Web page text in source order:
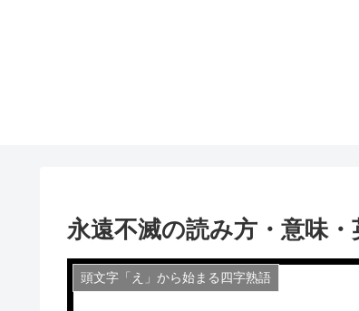
永遠不滅の読み方・意味
頭文字「え」から始まる四字熟語